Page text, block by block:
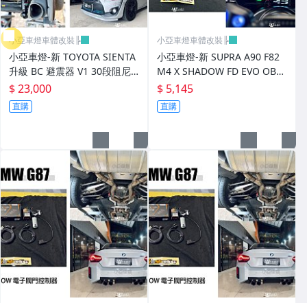
小亞車燈車體改裝╠
小亞車燈-新 TOYOTA SIENTA
升級 BC 避震器 V1 30段阻尼
高低軟硬可調 實車
$ 23,000
直購
小亞車燈車體改裝╠
小亞車燈-新 SUPRA A90 F82
M4 X SHADOW FD EVO OBD
2 監控錶 監控表
$ 5,145
直購